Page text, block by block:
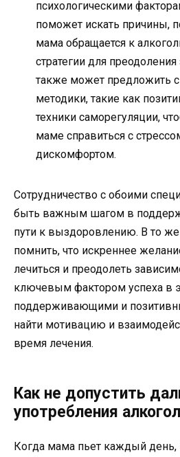
психологическими
поможет искать причины,
мама обращается к
стратегии для
также может предложить
методики, такие как
техники саморегуляции,
маме справиться с
дискомфортом.
Сотрудничество с обоими
быть важным шагом в
пути к выздоровлению. В то
помнить, что искреннее
лечиться и преодолеть
ключевым фактором успеха в
поддерживающими и
найти мотивацию и
время лечения.
Как не допустить
употребления
Когда мама пьет каждый день,